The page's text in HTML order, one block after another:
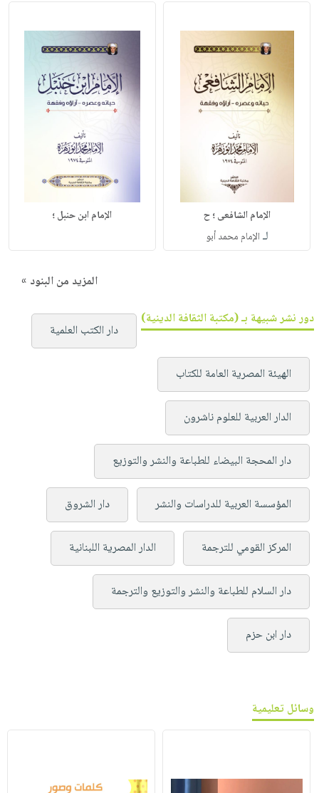
الإمام الشافعى ؛ ح
لـ الإمام محمد أبو
الإمام ابن حنبل ؛
المزيد من البنود »
دور نشر شبيهة بـ (مكتبة الثقافة الدينية)
دار الكتب العلمية
الهيئة المصرية العامة للكتاب
الدار العربية للعلوم ناشرون
دار المحجة البيضاء للطباعة والنشر والتوزيع
المؤسسة العربية للدراسات والنشر دار الشروق
المركز القومي للترجمة الدار المصرية اللبنانية
دار السلام للطباعة والنشر والتوزيع والترجمة
دار ابن حزم
وسائل تعليمية